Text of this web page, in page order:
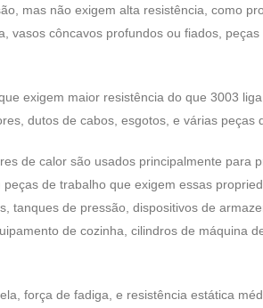
mas não exigem alta resistência, como
côncavos profundos ou fiados,
exigem maior resistência do que 3003
dutos de cabos, esgotos, e várias peças
de calor são usados ​​principalmente para
de trabalho que exigem essas
tanques de pressão, dispositivos de
de cozinha, cilindros de máquina
força de fadiga, e resistência estática